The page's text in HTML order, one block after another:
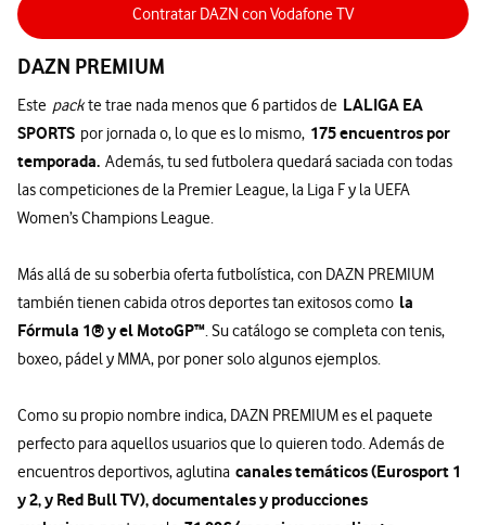
Contratar DAZN con Vodafone TV
DAZN PREMIUM
Este packte trae nada menos que 6 partidos de LALIGA EA
SPORTS por jornada o, lo que es lo mismo, 175 encuentros por
temporada. Además, tu sed futbolera quedará saciada con todas
las competiciones de la Premier League, la Liga F y la UEFA
Women’s Champions League.
Más allá de su soberbia oferta futbolística, con DAZN PREMIUM
también tienen cabida otros deportes tan exitosos como la
Fórmula 1® y el MotoGP™. Su catálogo se completa con tenis,
boxeo, pádel y MMA, por poner solo algunos ejemplos.
Como su propio nombre indica, DAZN PREMIUM es el paquete
perfecto para aquellos usuarios que lo quieren todo. Además de
encuentros deportivos, aglutina canales temáticos (Eurosport 1
y 2, y Red Bull TV), documentales y producciones